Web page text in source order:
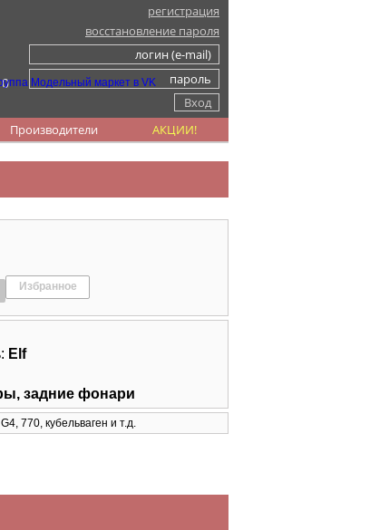
регистрация
восстановление пароля
Производители АКЦИИ!
Избранное
Elf
задние фонари
770, кубельваген и т.д.